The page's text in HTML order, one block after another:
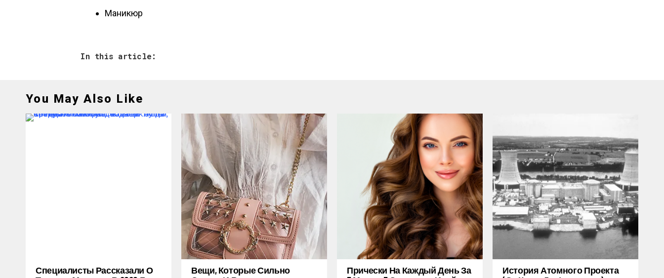
Маникюр
In this article:
You May Also Like
Специалисты Рассказали О
Вещи, Которые Сильно
Прически На Каждый День За
История Атомного Проекта